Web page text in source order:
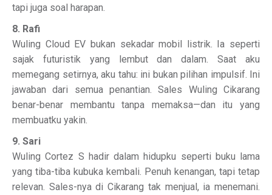
tapi juga soal harapan.
8. Rafi
Wuling Cloud EV bukan sekadar mobil listrik. Ia seperti
sajak futuristik yang lembut dan dalam. Saat aku
memegang setirnya, aku tahu: ini bukan pilihan impulsif. Ini
jawaban dari semua penantian. Sales Wuling Cikarang
benar-benar membantu tanpa memaksa—dan itu yang
membuatku yakin.
9. Sari
Wuling Cortez S hadir dalam hidupku seperti buku lama
yang tiba-tiba kubuka kembali. Penuh kenangan, tapi tetap
relevan. Sales-nya di Cikarang tak menjual, ia menemani.